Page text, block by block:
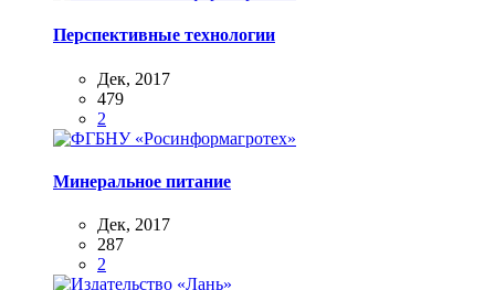
Перспективные технологии
Дек, 2017
479
2
Минеральное питание
Дек, 2017
287
2